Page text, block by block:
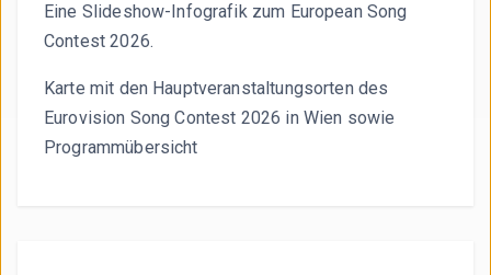
Eine Slideshow-Infografik zum European Song
Contest 2026.
Karte mit den Hauptveranstaltungsorten des
Eurovision Song Contest 2026 in Wien sowie
Programmübersicht